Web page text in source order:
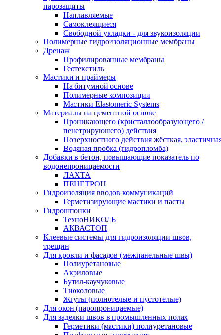
парозащиты
Наплавляемые
Самоклеящиеся
Свободной укладки - для звукоизоляции
Полимерные гидроизоляционные мембраны
Дренаж
Профилированные мембраны
Геотекстиль
Мастики и праймеры
На битумной основе
Полимерные композиции
Мастики Elastomeric Systems
Материалы на цементной основе
Проникающего (кристаллообразующего /
пенетрирующего) действия
Поверхностного действия жёсткая,
Водяная пробка (гидропломба)
Добавки в бетон, повышающие показатель по
водонепроницаемости
ЛАХТА
ПЕНЕТРОН
Гидроизоляция вводов коммуникаций
Герметизирующие мастики и пасты
Гидрошпонки
ТехноНИКОЛЬ
АКВАСТОП
Клеевые системы для гидроизоляции швов,
трещин
Для кровли и фасадов (межпанельные швы)
Полиуретановые
Акриловые
Бутил-каучуковые
Тиоколовые
Жгуты (полнотелые и пустотелые)
Для окон (паропроницаемые)
Для заделки швов в промышленных полах
Герметики (мастики) полиуретановые